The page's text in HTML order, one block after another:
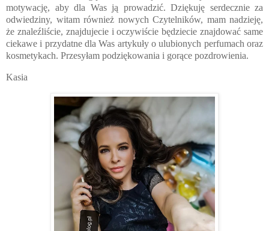
motywację, aby dla Was ją prowadzić. Dziękuję serdecznie za
odwiedziny, witam również nowych Czytelników, mam nadzieję,
że znaleźliście, znajdujecie i oczywiście będziecie znajdować same
ciekawe i przydatne dla Was artykuły o ulubionych perfumach oraz
kosmetykach. Przesyłam podziękowania i gorące pozdrowienia.
Kasia